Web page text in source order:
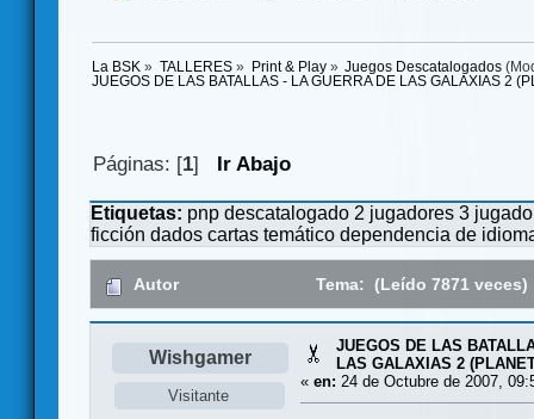
La BSK » TALLERES» Print & Play» Juegos Descatalogados
JUEGOS DE LAS BATALLAS - LA GUERRA DE LAS GALAXIAS 2
Páginas: [1] Ir Abajo
Etiquetas: pnp descatalogado 2 jugadores 3
ficción dados cartas temático dependencia de
Autor Tema: (Leído 7871 veces)
Wishgamer
Visitante
JUEGOS DE LAS
LAS GALAXIAS 2
« en: 24 de Octubre de 2007,